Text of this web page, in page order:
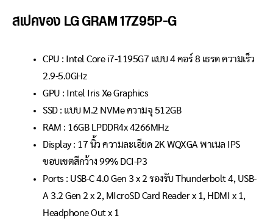
สเปคของ LG GRAM 17Z95P-G
CPU : Intel Core i7-1195G7 แบบ 4 คอร์ 8 เธรด ความเร็ว
2.9-5.0GHz
GPU : Intel Iris Xe Graphics
SSD : แบบ M.2 NVMe ความจุ 512GB
RAM : 16GB LPDDR4x 4266MHz
Display : 17 นิ้ว ความละเอียด 2K WQXGA พาเนล IPS
ขอบเขตสีกว้าง 99% DCI-P3
Ports : USB-C 4.0 Gen 3 x 2 รองรับ Thunderbolt 4, USB-
A 3.2 Gen 2 x 2, MIcroSD Card Reader x 1, HDMI x 1,
Headphone Out x 1